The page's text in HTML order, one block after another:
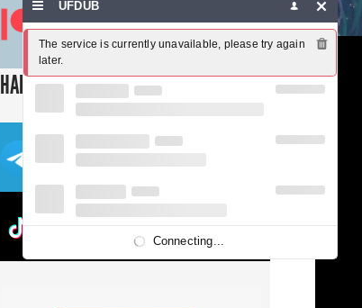
НАШІ СОЦ. МЕРЕЖІ
ТЕЛЕГРАМ
UFDUBTOK
UFDUB
The service is currently unavailable, please try again
later.
Connecting...